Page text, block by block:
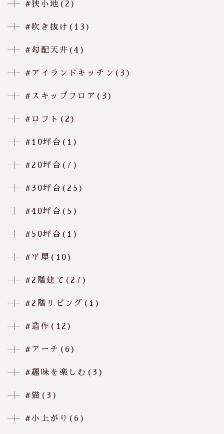
#狭小地(2)
#吹き抜け(13)
#勾配天井(4)
#アイランドキッチン(3)
#スキップフロア(3)
#ロフト(2)
#10坪台(1)
#20坪台(7)
#30坪台(25)
#40坪台(5)
#50坪台(1)
#平屋(10)
#2階建て(27)
#2階リビング(1)
#造作(12)
#アーチ(6)
#趣味を楽しむ(3)
#猫(3)
#小上がり(6)